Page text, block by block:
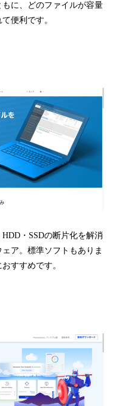
に、どのファイルが容量
便利です。
・SSDの断片化を解消
ア。標準ソフトもありま
おすすめです。